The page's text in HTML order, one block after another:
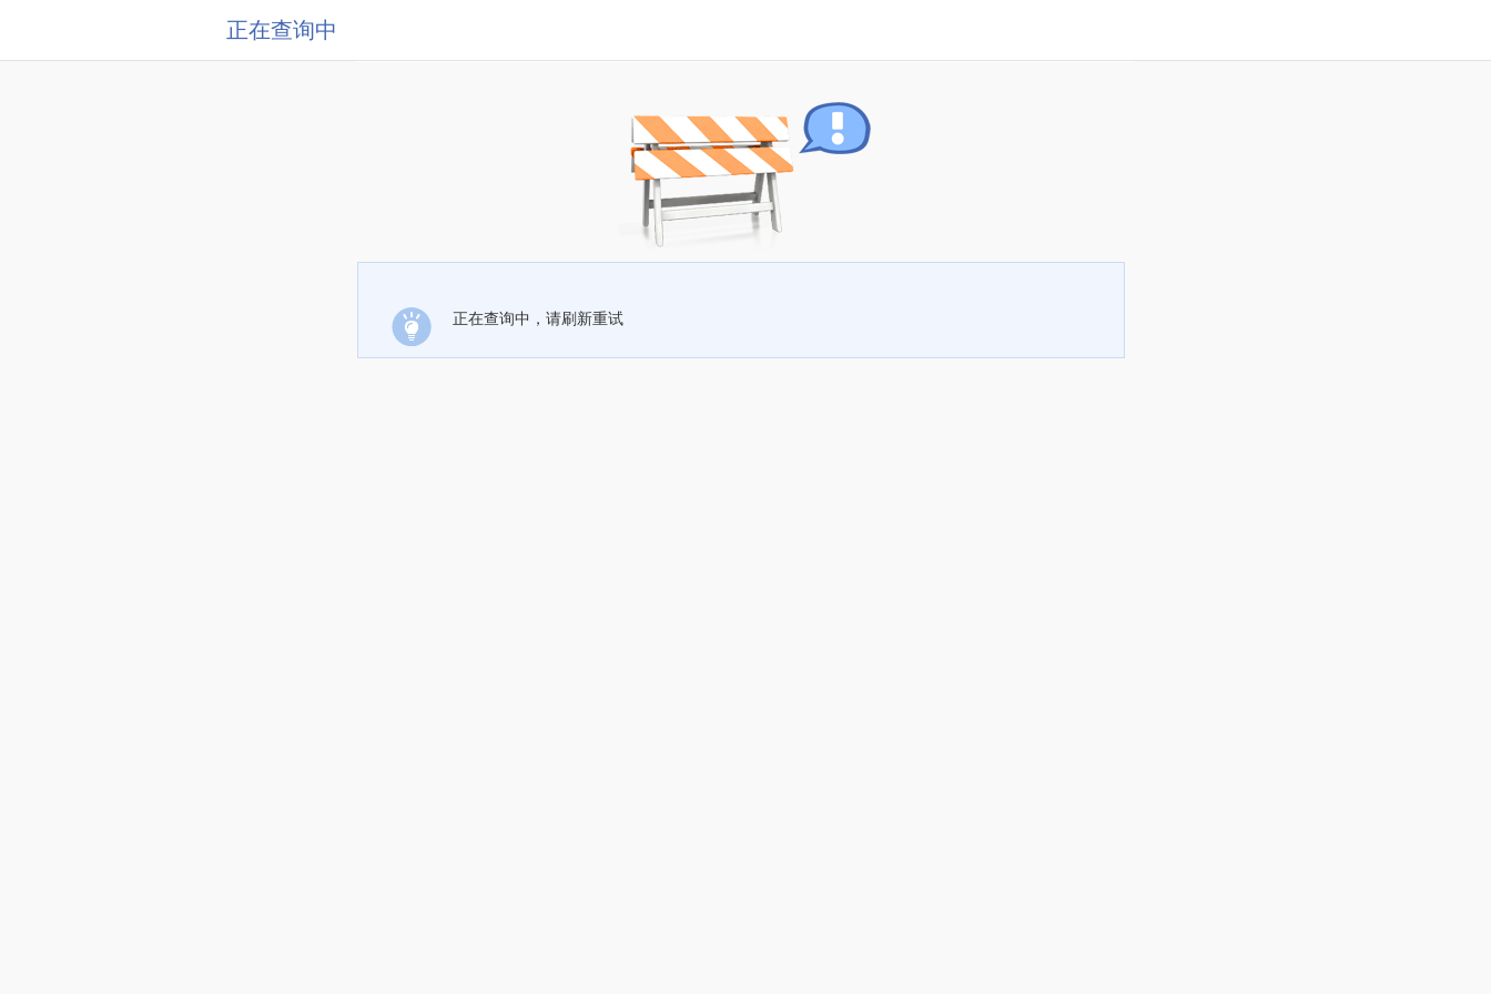
正在查询中
正在查询中，请刷新重试